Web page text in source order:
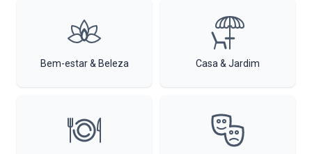
Bem-estar & Beleza Casa & Jardim